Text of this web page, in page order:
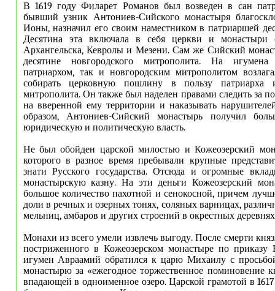
В 1619 году Филарет Романов был возведен в сан
бывший узник Антониев-Сийского монастыря
Ионы, назначил его своим наместником в патриаршей
Десятина эта включала в себя церкви и монастыри
Архангельска, Кевролы и Мезени. Сам же Сийский
десятине новгородского митрополита. На
патриархом, так и новгородским митрополитом
собирать церковную пошлину в пользу патриарха
митрополита. Он также был наделен правами следить за
на вверенной ему территории и наказывать
образом, Антониев-Сийский монастырь получил
юридическую и политическую власть.
Не был обойден царской милостью и Кожеозерский
которого в разное время пребывали крупные
знати Русского государства. Отсюда и огромные
монастырскую казну. На эти деньги Кожеозерский
большое количество пахотной и сенокосной, причем
доли в речных и озерных тонях, соляных варницах,
мельниц, амбаров и других строений в окрестных
Монахи из всего умели извлечь выгоду. После смерти
постриженного в Кожеозерском монастыре по приказу
игумен Авраамий обратился к царю Михаилу с
монастырю за «ежегодное торжественное поминовение
впадающей в одноименное озеро. Царской грамотой в 1617